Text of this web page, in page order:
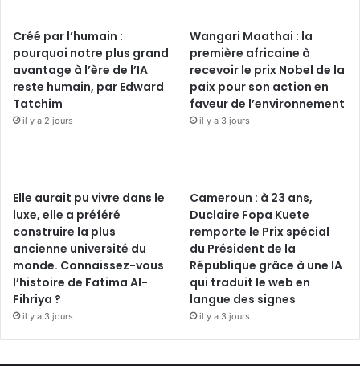
Créé par l’humain :
pourquoi notre plus grand
avantage à l’ère de l’IA
reste humain, par Edward
Tatchim
il y a 2 jours
Wangari Maathai : la
première africaine à
recevoir le prix Nobel de la
paix pour son action en
faveur de l’environnement
il y a 3 jours
Elle aurait pu vivre dans le
luxe, elle a préféré
construire la plus
ancienne université du
monde. Connaissez-vous
l’histoire de Fatima Al-
Fihriya ?
il y a 3 jours
Cameroun : à 23 ans,
Duclaire Fopa Kuete
remporte le Prix spécial
du Président de la
République grâce à une IA
qui traduit le web en
langue des signes
il y a 3 jours